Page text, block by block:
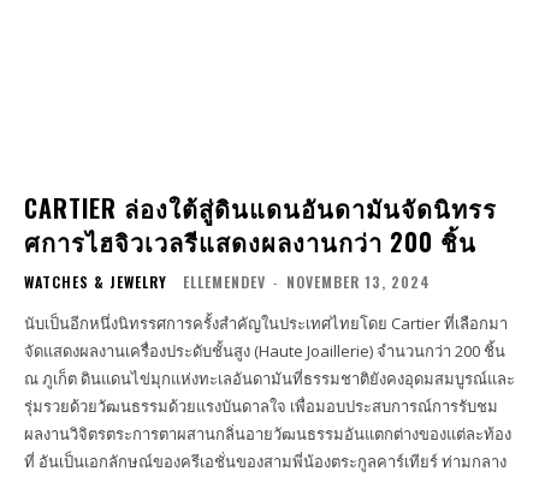
CARTIER ล่องใต้สู่ดินแดนอันดามันจัดนิทรร
ศการไฮจิวเวลรีแสดงผลงานกว่า 200 ชิ้น
WATCHES & JEWELRY ELLEMENDEV - NOVEMBER 13, 2024
นับเป็นอีกหนึ่งนิทรรศการครั้งสำคัญในประเทศไทยโดย Cartier ที่เลือกมา
จัดแสดงผลงานเครื่องประดับชั้นสูง (Haute Joaillerie) จำนวนกว่า 200 ชิ้น
ณ ภูเก็ต ดินแดนไข่มุกแห่งทะเลอันดามันที่ธรรมชาติยังคงอุดมสมบูรณ์และ
รุ่มรวยด้วยวัฒนธรรมด้วยแรงบันดาลใจ เพื่อมอบประสบการณ์การรับชม
ผลงานวิจิตรตระการตาผสานกลิ่นอายวัฒนธรรมอันแตกต่างของแต่ละท้อง
ที่ อันเป็นเอกลักษณ์ของครีเอชั่นของสามพี่น้องตระกูลคาร์เทียร์ ท่ามกลาง